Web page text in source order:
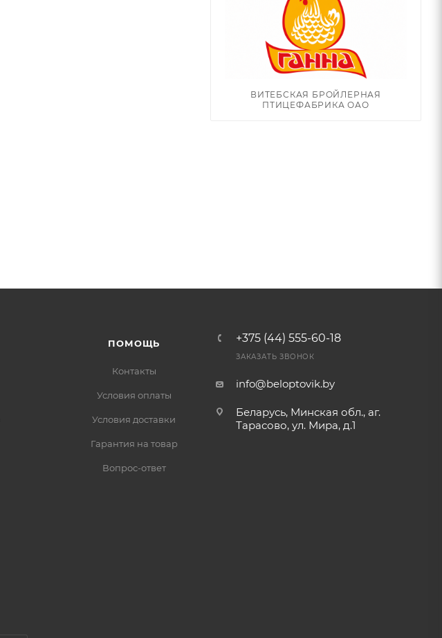
ВИТЕБСКАЯ БРОЙЛЕРНАЯ
ПТИЦЕФАБРИКА ОАО
ПОМОЩЬ
Контакты
Условия оплаты
Условия доставки
Гарантия на товар
Вопрос-ответ
+375 (44) 555-60-18
ЗАКАЗАТЬ ЗВОНОК
info@beloptovik.by
Беларусь, Минская обл., аг.
Тарасово, ул. Мира, д.1